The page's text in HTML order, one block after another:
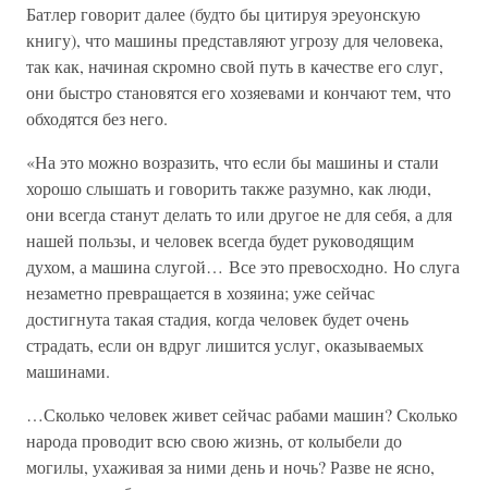
Батлер говорит далее (будто бы цитируя эреуонскую
книгу), что машины представляют угрозу для человека,
так как, начиная скромно свой путь в качестве его слуг,
они быстро становятся его хозяевами и кончают тем, что
обходятся без него.
«На это можно возразить, что если бы машины и стали
хорошо слышать и говорить также разумно, как люди,
они всегда станут делать то или другое не для себя, а для
нашей пользы, и человек всегда будет руководящим
духом, а машина слугой… Все это превосходно. Но слуга
незаметно превращается в хозяина; уже сейчас
достигнута такая стадия, когда человек будет очень
страдать, если он вдруг лишится услуг, оказываемых
машинами.
…Сколько человек живет сейчас рабами машин? Сколько
народа проводит всю свою жизнь, от колыбели до
могилы, ухаживая за ними день и ночь? Разве не ясно,